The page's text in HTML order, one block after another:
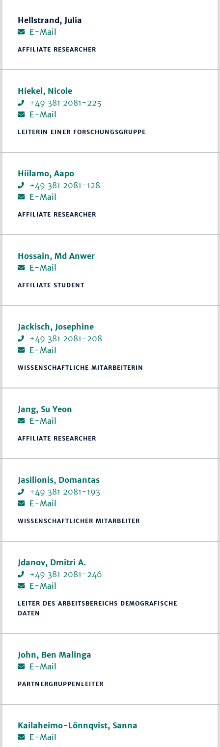
Hellstrand, Julia
E-Mail
AFFILIATE RESEARCHER
Hiekel, Nicole
+49 381 2081-225
E-Mail
LEITERIN EINER FORSCHUNGSGRUPPE
Hiilamo, Aapo
+49 381 2081-128
E-Mail
AFFILIATE RESEARCHER
Hossain, Md Anwer
E-Mail
AFFILIATE STUDENT
Jackisch, Josephine
+49 381 2081-208
E-Mail
WISSENSCHAFTLICHE MITARBEITERIN
Jang, Su Yeon
E-Mail
AFFILIATE RESEARCHER
Jasilionis, Domantas
+49 381 2081-193
E-Mail
WISSENSCHAFTLICHER MITARBEITER
Jdanov, Dmitri A.
+49 381 2081-246
E-Mail
LEITER DES ARBEITSBEREICHS DEMOGRAFISCHE
DATEN
John, Ben Malinga
E-Mail
PARTNERGRUPPENLEITER
Kailaheimo-Lönnqvist, Sanna
E-Mail